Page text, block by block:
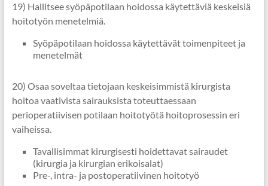
19) Hallitsee syöpäpotilaan hoidossa käytettäviä keskeisiä
hoitotyön menetelmiä.
Syöpäpotilaan hoidossa käytettävät toimenpiteet ja
menetelmät
20) Osaa soveltaa tietojaan keskeisimmistä kirurgista
hoitoa vaativista sairauksista toteuttaessaan
perioperatiivisen potilaan hoitotyötä hoitoprosessin eri
vaiheissa.
Tavallisimmat kirurgisesti hoidettavat sairaudet
(kirurgia ja kirurgian erikoisalat)
Pre-, intra- ja postoperatiivinen hoitotyö